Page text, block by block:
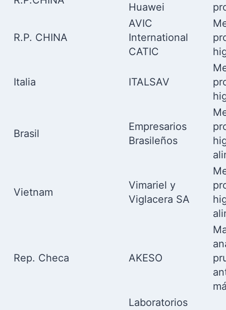
Huawei
R.P. CHINA
AVIC
International
CATIC
Italia ITALSAV
Brasil
Empresarios
Brasileños
Vietnam
Vimariel y
Viglacera SA
Rep. Checa AKESO
Laboratorios